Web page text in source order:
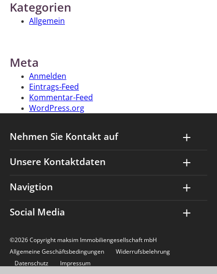
Kategorien
Allgemein
Meta
Anmelden
Eintrags-Feed
Kommentar-Feed
WordPress.org
Nehmen Sie Kontakt auf
Unsere Kontaktdaten
Navigtion
Social Media
©2026 Copyright maksim Immobiliengesellschaft mbH
Allgemeine Geschäftsbedingungen
Widerrufsbelehrung
Datenschutz
Impressum